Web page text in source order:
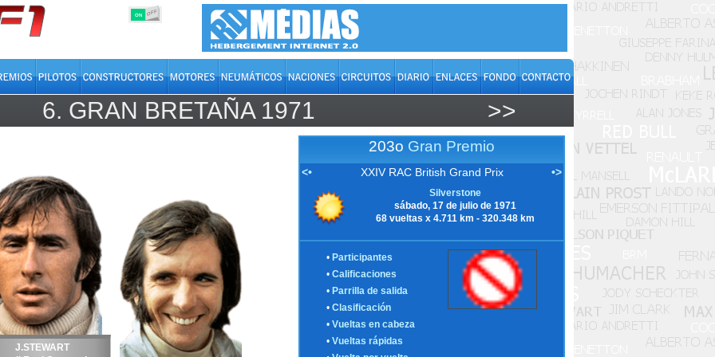
ON OFF
6. GRAN BRETAÑA 1971 >>
J.STEWART
203o Gran Premio
<• XXIV RAC British Grand Prix •>
Silverstone
sábado, 17 de julio de 1971
68 vueltas x 4.711 km - 320.348 km
• Participantes
• Calificaciones
• Parrilla de salida
• Clasificación
• Vueltas en cabeza
• Vueltas rápidas